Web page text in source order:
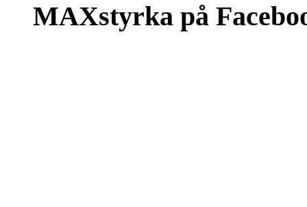
MAXstyrka på